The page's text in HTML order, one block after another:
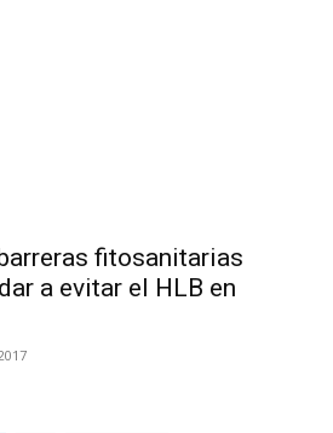
fitosanitarias
a evitar el HLB en